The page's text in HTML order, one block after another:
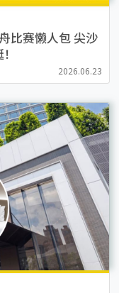
比赛懒人包 尖沙
2026.06.23